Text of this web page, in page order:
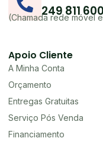
249 811
(Chamada rede móvel
Apoio Cliente
A Minha Conta
Orçamento
Entregas Gratuitas
Serviço Pós Venda
Financiamento